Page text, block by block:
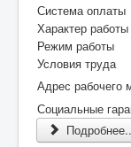
Система оплаты
Характер работы
Режим работы
Условия труда
Адрес рабочего
Социальные